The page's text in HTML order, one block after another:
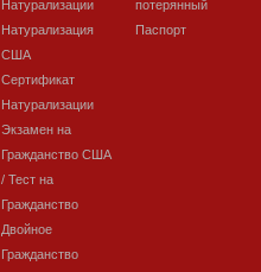
Натурализации
Натурализация
США
Сертификат
Натурализации
Экзамен на
Гражданство США
/ Тест на
Гражданство
Двойное
Гражданство
потерянный
Паспорт